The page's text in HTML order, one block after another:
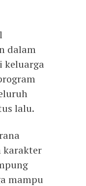
dalam
keluarga
lalu.
karakter
mampu